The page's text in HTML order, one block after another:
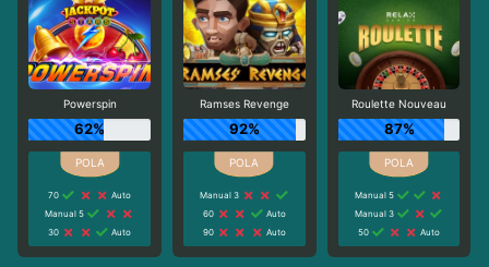
Powerspin
62%
70
Auto
Manual 5
30
Auto
Ramses Revenge
92%
Manual 3
60
Auto
90
Auto
Roulette Nouveau
87%
Manual 5
Manual 3
50
Auto